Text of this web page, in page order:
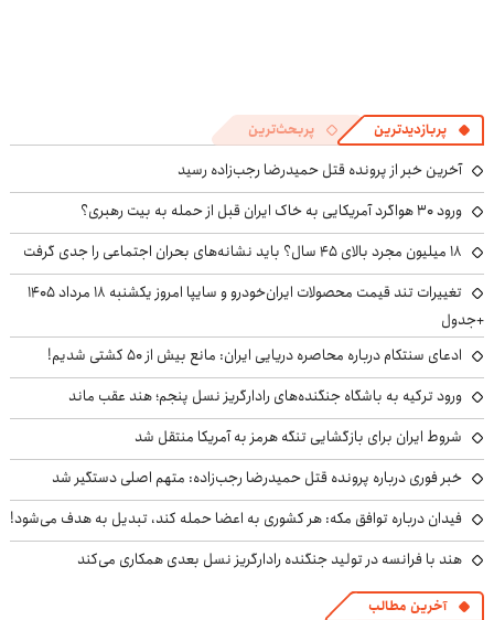
پربازدیدترین پربحث‌ترین
آخرین خبر از پرونده قتل حمیدرضا رجب‌زاده رسید
ورود ۳۰ هواگرد آمریکایی به خاک ایران قبل از حمله به بیت رهبری؟
۱۸ میلیون مجرد بالای ۴۵ سال؟ باید نشانه‌های بحران اجتماعی را جدی گرفت
تغییرات تند قیمت محصولات ایران‌خودرو و سایپا امروز یکشنبه ۱۸ مرداد ۱۴۰۵
+جدول
ادعای سنتکام درباره محاصره دریایی ایران: مانع بیش از ۵۰ کشتی شدیم!
ورود ترکیه به باشگاه جنگنده‌های رادارگریز نسل پنجم؛ هند عقب ماند
شروط ایران برای بازگشایی تنگه هرمز به آمریکا منتقل شد
خبر فوری درباره پرونده قتل حمیدرضا رجب‌زاده: متهم اصلی دستگیر شد
فیدان درباره توافق مکه: هر کشوری به اعضا حمله کند، تبدیل به هدف می‌شود!
هند با فرانسه در تولید جنگنده رادارگریز نسل بعدی همکاری می‌کند
آخرین مطالب